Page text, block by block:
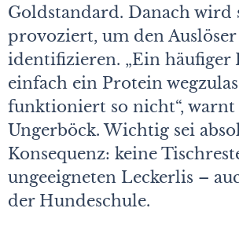
Goldstandard. Danach wird
provoziert, um den Auslöser
identifizieren. „Ein häufiger
einfach ein Protein
funktioniert so nicht“,
Ungerböck. Wichtig sei
Konsequenz: keine
ungeeigneten Leckerlis –
der Hundeschule.